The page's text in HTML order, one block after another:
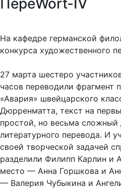
ПереWort-IV
На кафедре германской
конкурса художественного
27 марта шестеро
часов переводили фрагмент
«Авария» швейцарского
Дюрренматта, текст на
простой, но весьма сложный
литературного перевода. И
своей творческой задачей
разделили Филипп Карлин и
место — Анна Горшкова и
— Валерия Чубыкина и